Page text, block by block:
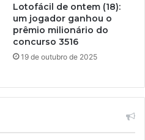
Lotofácil de ontem (18):
um jogador ganhou o
prêmio milionário do
concurso 3516
19 de outubro de 2025